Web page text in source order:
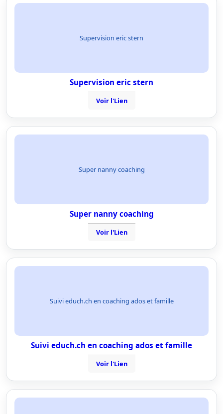
Supervision eric stern
Supervision eric stern
Voir l'Lien
Super nanny coaching
Super nanny coaching
Voir l'Lien
Suivi educh.ch en coaching ados et famille
Suivi educh.ch en coaching ados et famille
Voir l'Lien